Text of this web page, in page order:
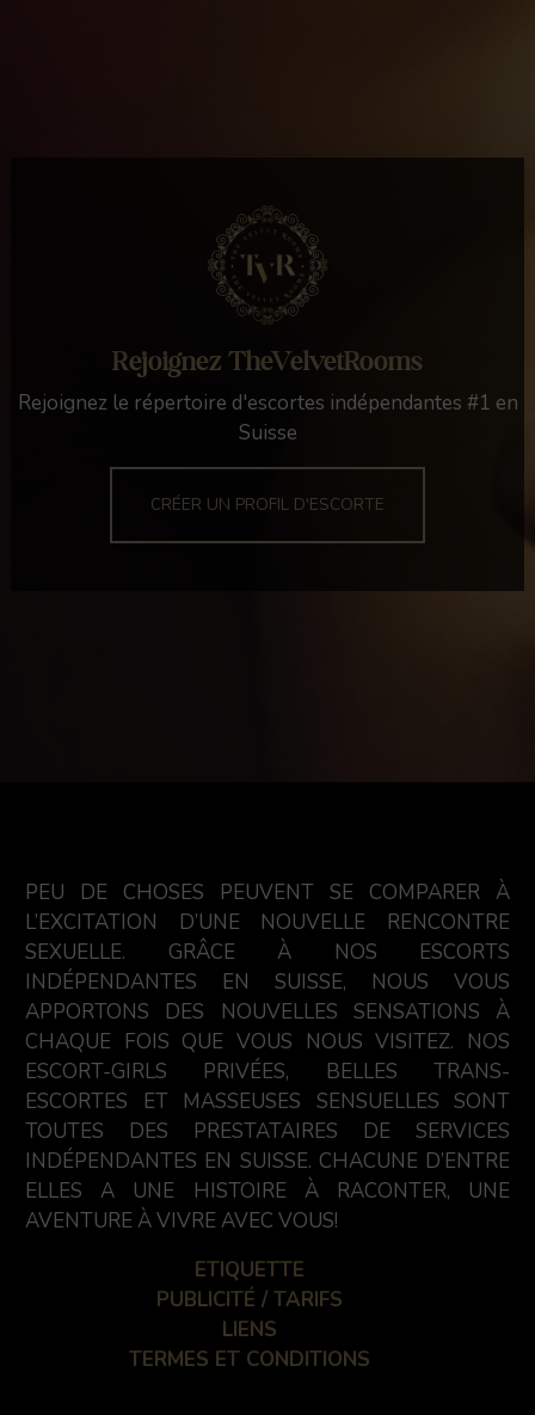
Rejoignez TheVelvetRooms
Rejoignez le répertoire d'escortes indépendantes #1 en
Suisse
CRÉER UN PROFIL D'ESCORTE
PEU DE CHOSES PEUVENT SE COMPARER À
L’EXCITATION D’UNE NOUVELLE RENCONTRE
SEXUELLE. GRÂCE À NOS ESCORTS
INDÉPENDANTES EN SUISSE, NOUS VOUS
APPORTONS DES NOUVELLES SENSATIONS À
CHAQUE FOIS QUE VOUS NOUS VISITEZ. NOS
ESCORT-GIRLS PRIVÉES, BELLES TRANS-
ESCORTES ET MASSEUSES SENSUELLES SONT
TOUTES DES PRESTATAIRES DE SERVICES
INDÉPENDANTES EN SUISSE. CHACUNE D’ENTRE
ELLES A UNE HISTOIRE À RACONTER, UNE
AVENTURE À VIVRE AVEC VOUS!
ETIQUETTE
PUBLICITÉ / TARIFS
LIENS
TERMES ET CONDITIONS